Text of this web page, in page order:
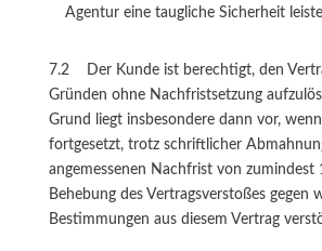
Agentur eine taugliche Sicherheit
7.2 Der Kunde ist berechtigt, den
Gründen ohne Nachfristsetzung
Grund liegt insbesondere dann vor,
fortgesetzt, trotz schriftlicher
angemessenen Nachfrist von zumindest
Behebung des Vertragsverstoßes gegen
Bestimmungen aus diesem Vertrag